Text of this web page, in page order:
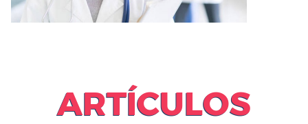
ARTÍCULOS